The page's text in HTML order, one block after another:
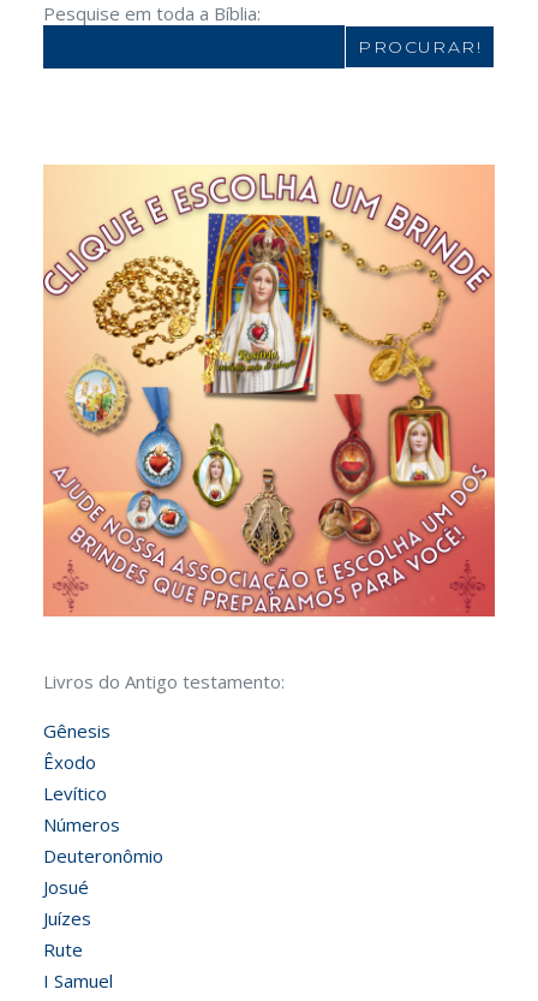
Pesquise em toda a Bíblia:
Livros do Antigo testamento:
Gênesis
Êxodo
Levítico
Números
Deuteronômio
Josué
Juízes
Rute
I Samuel